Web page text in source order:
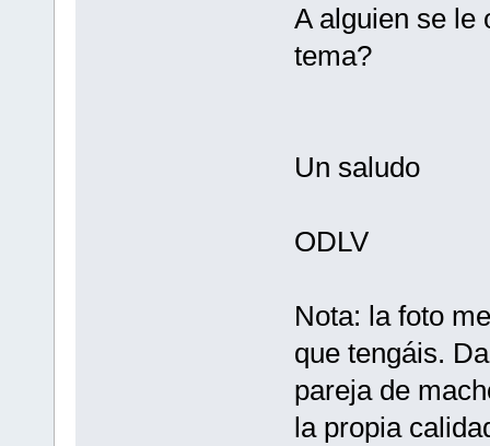
A alguien se le
tema?
Un saludo
ODLV
Nota: la foto
que tengáis.
pareja de
la propia